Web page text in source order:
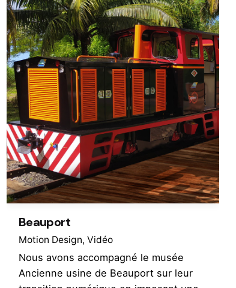
Beauport
Motion Design Vidéo
Nous avons accompagné le musée
Ancienne usine de Beauport sur leur